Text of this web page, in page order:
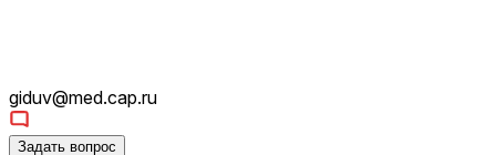
giduv@med.cap.ru
Задать вопрос